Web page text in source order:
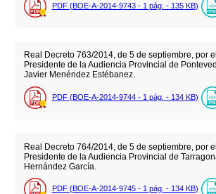
PDF (BOE-A-2014-9743 - 1 pág. - 135 KB)
Real Decreto 763/2014, de 5 de septiembre, por
Presidente de la Audiencia Provincial de
Javier Menéndez Estébanez.
PDF (BOE-A-2014-9744 - 1 pág. - 134 KB)
Real Decreto 764/2014, de 5 de septiembre, por
Presidente de la Audiencia Provincial de
Hernández García.
PDF (BOE-A-2014-9745 - 1 pág. - 134 KB)